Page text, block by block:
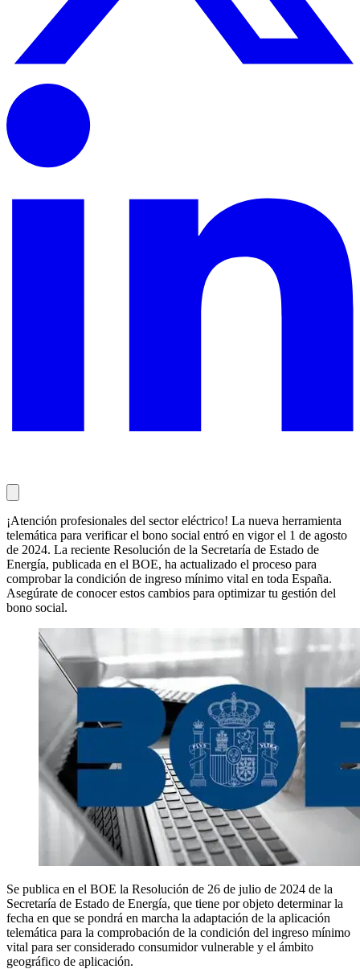
¡Atención profesionales del sector eléctrico! La nueva herramienta
telemática para verificar el bono social entró en vigor el 1 de agosto
de 2024. La reciente Resolución de la Secretaría de Estado de
Energía, publicada en el BOE, ha actualizado el proceso para
comprobar la condición de ingreso mínimo vital en toda España.
Asegúrate de conocer estos cambios para optimizar tu gestión del
bono social.
Se publica en el BOE la Resolución de 26 de julio de 2024 de la
Secretaría de Estado de Energía, que tiene por objeto determinar la
fecha en que se pondrá en marcha la adaptación de la aplicación
telemática para la comprobación de la condición del ingreso mínimo
vital para ser considerado consumidor vulnerable y el ámbito
geográfico de aplicación.